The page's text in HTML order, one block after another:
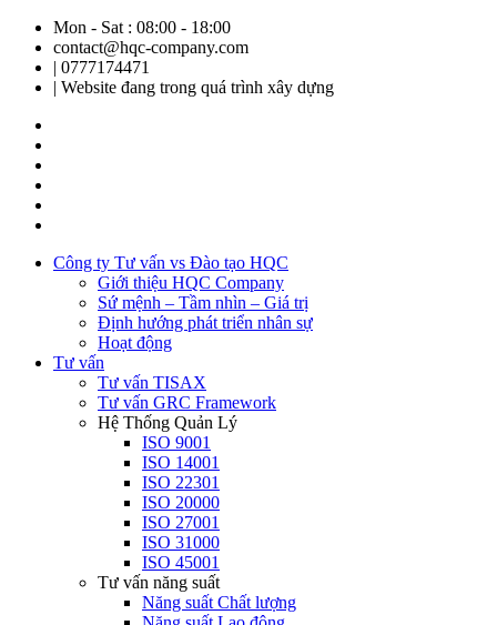
Mon - Sat : 08:00 - 18:00
contact@hqc-company.com
| 0777174471
| Website đang trong quá trình xây dựng
Công ty Tư vấn vs Đào tạo HQC
Giới thiệu HQC Company
Sứ mệnh – Tầm nhìn – Giá trị
Định hướng phát triển nhân sự
Hoạt động
Tư vấn
Tư vấn TISAX
Tư vấn GRC Framework
Hệ Thống Quản Lý
ISO 9001
ISO 14001
ISO 22301
ISO 20000
ISO 27001
ISO 31000
ISO 45001
Tư vấn năng suất
Năng suất Chất lượng